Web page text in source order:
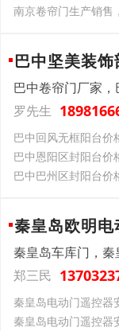
南京卷帘门生产销售
巴中坚美装饰
巴中卷帘门厂家
罗先生
巴中回风无框阳台价
巴中恩阳区封阳台价
巴中巴州区封阳台价
秦皇岛欧明
秦皇岛车库门，
郑三民
秦皇岛电动门遥控器
秦皇岛电动门遥控器